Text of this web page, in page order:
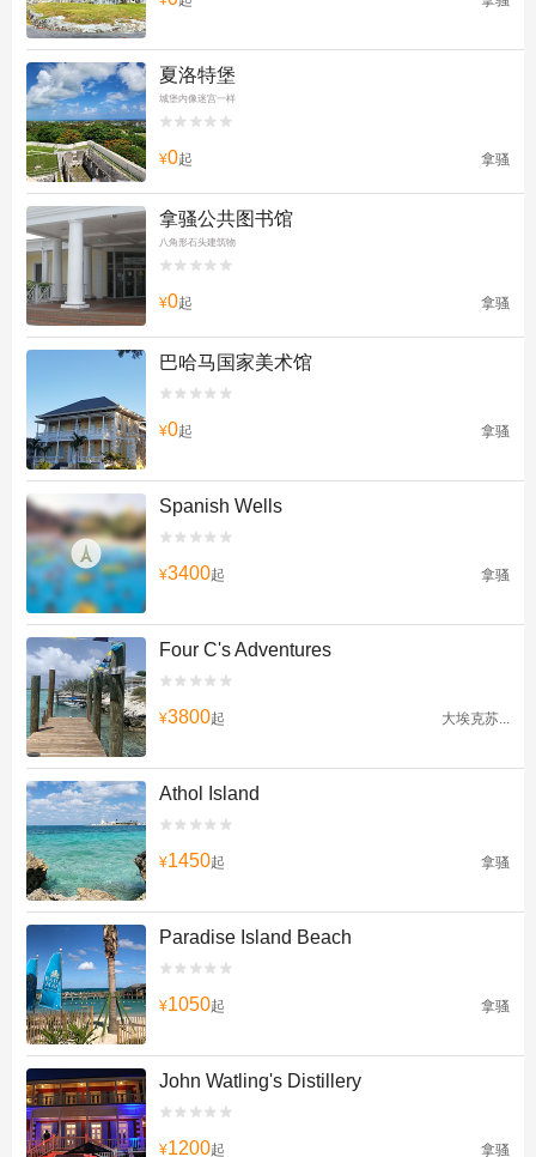
夏洛特堡
城堡内像迷宫一样


¥0起 拿骚
拿骚公共图书馆
八角形石头建筑物


¥0起 拿骚
巴哈马国家美术馆


¥0起 拿骚
Spanish Wells


¥3400起 拿骚
Four C's Adventures


¥3800起 大埃克苏...
Athol Island


¥1450起 拿骚
Paradise Island Beach


¥1050起 拿骚
John Watling's Distillery


¥1200起 拿骚